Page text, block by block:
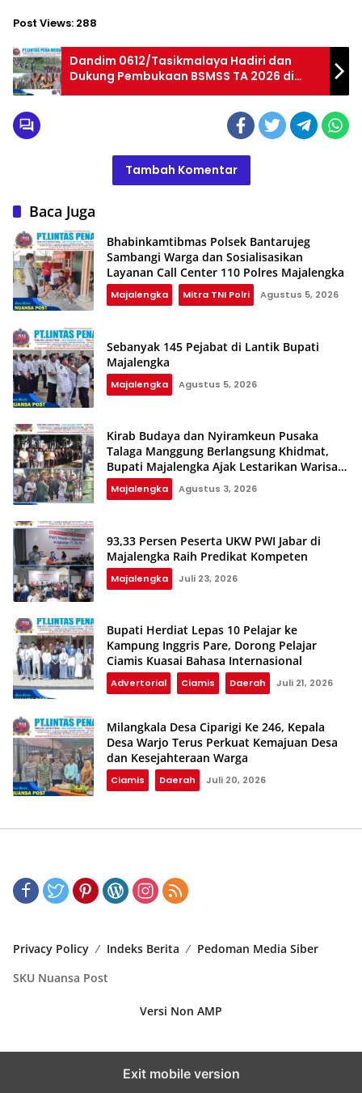
Post Views: 288
Dandim 0612/Tasikmalaya Hadiri dan
Dukung Pembukaan BSMSS TA 2026 di
Desa Jahiang
Tambah Komentar
Baca Juga
Bhabinkamtibmas Polsek Bantarujeg
Sambangi Warga dan Sosialisasikan
Layanan Call Center 110 Polres Majalengka
Majalengka Mitra TNI Polri Agustus 5, 2026
Sebanyak 145 Pejabat di Lantik Bupati
Majalengka
Majalengka Agustus 5, 2026
Kirab Budaya dan Nyiramkeun Pusaka
Talaga Manggung Berlangsung Khidmat,
Bupati Majalengka Ajak Lestarikan Warisan
Budaya
Majalengka Agustus 3, 2026
93,33 Persen Peserta UKW PWI Jabar di
Majalengka Raih Predikat Kompeten‎‎
Majalengka Juli 23, 2026
Bupati Herdiat Lepas 10 Pelajar ke
Kampung Inggris Pare, Dorong Pelajar
Ciamis Kuasai Bahasa Internasional
Advertorial Ciamis Daerah Juli 21, 2026
Milangkala Desa Ciparigi Ke 246, Kepala
Desa Warjo Terus Perkuat Kemajuan Desa
dan Kesejahteraan Warga
Ciamis Daerah Juli 20, 2026
Privacy Policy Indeks Berita
Pedoman Media Siber
SKU Nuansa Post
Versi Non AMP
Exit mobile version